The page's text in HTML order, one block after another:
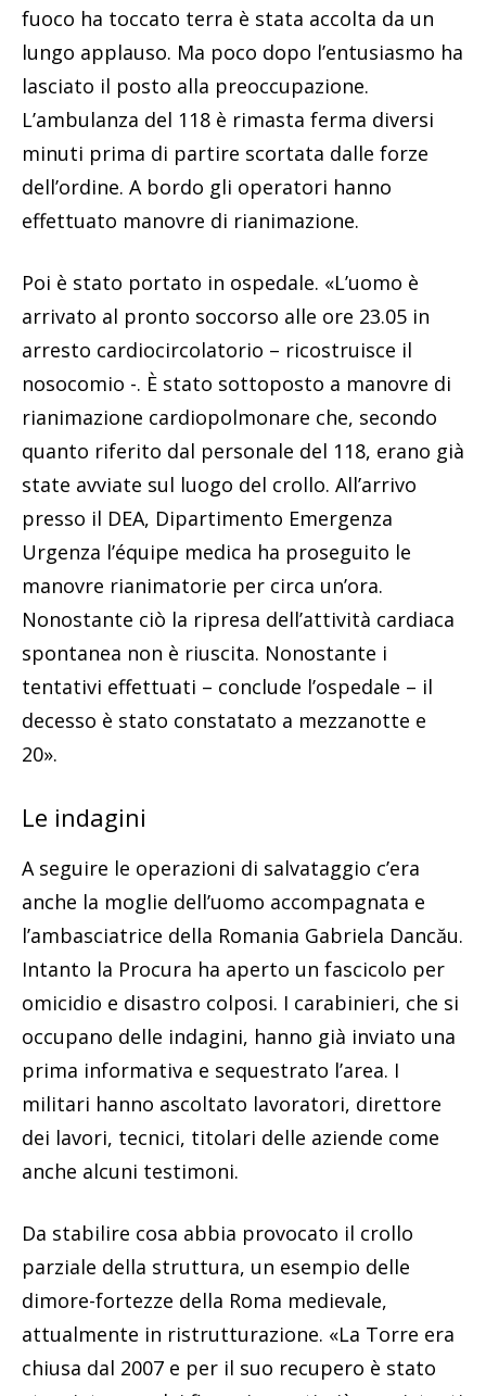
fuoco ha toccato terra è stata accolta da un
lungo applauso. Ma poco dopo l’entusiasmo ha
lasciato il posto alla preoccupazione.
L’ambulanza del 118 è rimasta ferma diversi
minuti prima di partire scortata dalle forze
dell’ordine. A bordo gli operatori hanno
effettuato manovre di rianimazione.
Poi è stato portato in ospedale. «L’uomo è
arrivato al pronto soccorso alle ore 23.05 in
arresto cardiocircolatorio – ricostruisce il
nosocomio -. È stato sottoposto a manovre di
rianimazione cardiopolmonare che, secondo
quanto riferito dal personale del 118, erano già
state avviate sul luogo del crollo. All’arrivo
presso il DEA, Dipartimento Emergenza
Urgenza l’équipe medica ha proseguito le
manovre rianimatorie per circa un’ora.
Nonostante ciò la ripresa dell’attività cardiaca
spontanea non è riuscita. Nonostante i
tentativi effettuati – conclude l’ospedale – il
decesso è stato constatato a mezzanotte e
20».
Le indagini
A seguire le operazioni di salvataggio c’era
anche la moglie dell’uomo accompagnata e
l’ambasciatrice della Romania Gabriela Dancău.
Intanto la Procura ha aperto un fascicolo per
omicidio e disastro colposi. I carabinieri, che si
occupano delle indagini, hanno già inviato una
prima informativa e sequestrato l’area. I
militari hanno ascoltato lavoratori, direttore
dei lavori, tecnici, titolari delle aziende come
anche alcuni testimoni.
Da stabilire cosa abbia provocato il crollo
parziale della struttura, un esempio delle
dimore-fortezze della Roma medievale,
attualmente in ristrutturazione. «La Torre era
chiusa dal 2007 e per il suo recupero è stato